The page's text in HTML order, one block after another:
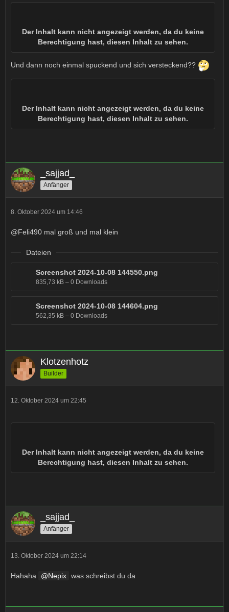
Der Inhalt kann nicht angezeigt werden, da du keine
Berechtigung hast, diesen Inhalt zu sehen.
Und dann noch einmal spuckend und sich versteckend??
Der Inhalt kann nicht angezeigt werden, da du keine
Berechtigung hast, diesen Inhalt zu sehen.
_sajjad_
Anfänger
8. Oktober 2024 um 14:46
@Feli490 mal groß und mal klein
Dateien
Screenshot 2024-10-08 144550.png
835,73 kB – 0 Downloads
Screenshot 2024-10-08 144604.png
562,35 kB – 0 Downloads
Klotzenhotz
Builder
12. Oktober 2024 um 22:45
Der Inhalt kann nicht angezeigt werden, da du keine
Berechtigung hast, diesen Inhalt zu sehen.
_sajjad_
Anfänger
13. Oktober 2024 um 22:14
Hahaha Nepix was schreibst du da